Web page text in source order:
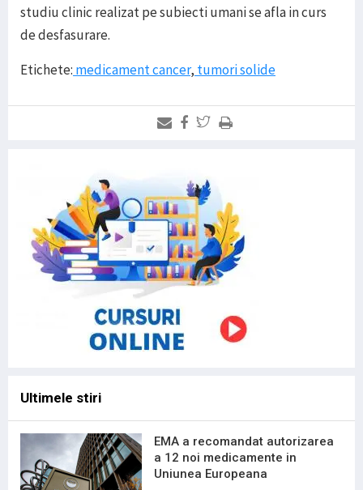
studiu clinic realizat pe subiecti umani se afla in curs
de desfasurare.
Etichete: medicament cancer, tumori solide
Ultimele stiri
EMA a recomandat autorizarea
a 12 noi medicamente in
Uniunea Europeana